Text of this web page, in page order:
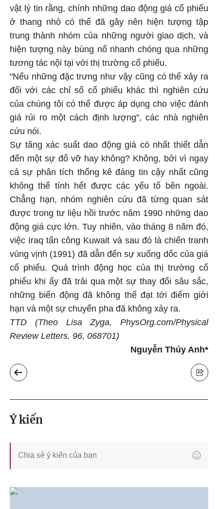
vật lý tin rằng, chính những dao động giá cổ phiếu
ở thang nhỏ có thể đã gây nên hiện tượng tập
trung thành nhóm của những người giao dịch, và
hiện tượng này bùng nổ nhanh chóng qua những
tương tác nội tại với thị trường cổ phiếu.
"Nếu những đặc trưng như vậy cũng có thể xảy ra
đối với các chỉ số cổ phiếu khác thì nghiên cứu
của chúng tôi có thể được áp dụng cho việc đánh
giá rủi ro một cách định lượng", các nhà nghiên
cứu nói.
Sự tăng xác suất dao động giá có nhất thiết dẫn
đến một sự đổ vỡ hay không? Không, bởi vì ngay
cả sự phân tích thống kê đáng tin cậy nhất cũng
không thể tính hết được các yếu tố bên ngoài.
Chẳng hạn, nhóm nghiên cứu đã từng quan sát
được trong tư liệu hồi trước năm 1990 những dao
động giá cực lớn. Tuy nhiên, vào tháng 8 năm đó,
việc Iraq tấn công Kuwait và sau đó là chiến tranh
vùng vịnh (1991) đã dẫn đến sự xuống dốc của giá
cổ phiếu. Quá trình động học của thị trường cổ
phiếu khi ấy đã trải qua một sự thay đổi sâu sắc,
những biến động đã không thể đạt tới điểm giới
hạn và một sự chuyển pha đã không xảy ra.
TTD (Theo Lisa Zyga, PhysOrg.com/Physical
Review Letters. 96, 068701)
Nguyễn Thúy Anh*
Ý kiến